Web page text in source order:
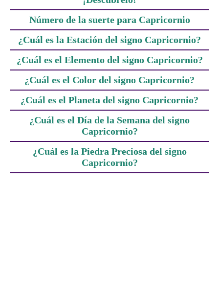
Número de la suerte para Capricornio
¿Cuál es la Estación del signo Capricornio?
¿Cuál es el Elemento del signo Capricornio?
¿Cuál es el Color del signo Capricornio?
¿Cuál es el Planeta del signo Capricornio?
¿Cuál es el Día de la Semana del signo
Capricornio?
¿Cuál es la Piedra Preciosa del signo
Capricornio?